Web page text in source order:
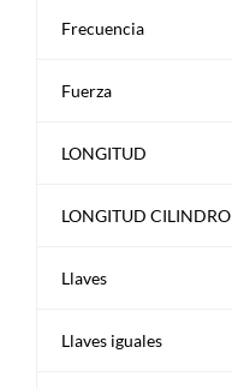
Frecuencia
Fuerza
LONGITUD
LONGITUD CILINDRO
Llaves
Llaves iguales